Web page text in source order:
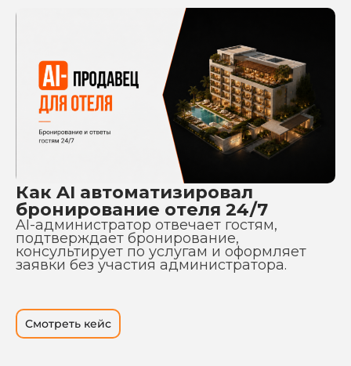
Как AI автоматизировал
бронирование отеля 24/7
AI-администратор отвечает гостям,
подтверждает бронирование,
консультирует по услугам и оформляет
заявки без участия администратора.
Смотреть кейс